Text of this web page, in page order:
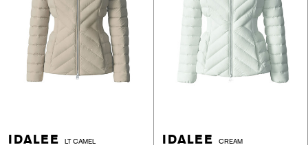
IDALEE LT CAMEL IDALEE CREAM